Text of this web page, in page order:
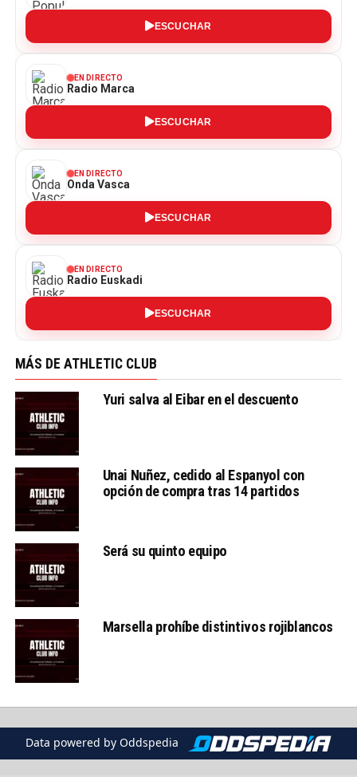
ESCUCHAR
EN DIRECTO
Radio Marca
ESCUCHAR
EN DIRECTO
Onda Vasca
ESCUCHAR
EN DIRECTO
Radio Euskadi
ESCUCHAR
MÁS DE ATHLETIC CLUB
Yuri salva al Eibar en el descuento
Unai Nuñez, cedido al Espanyol con
opción de compra tras 14 partidos
Será su quinto equipo
Marsella prohíbe distintivos rojiblancos
Data powered by Oddspedia